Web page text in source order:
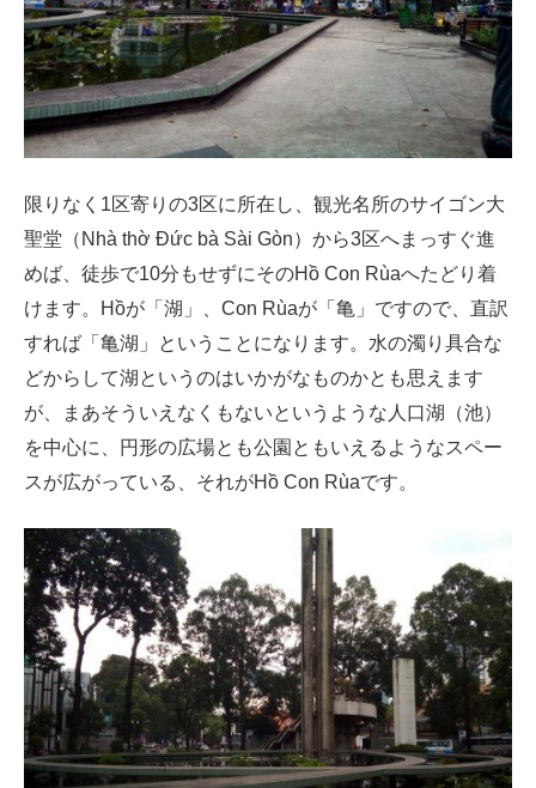
限りなく1区寄りの3区に所在し、観光名所のサイゴン大
聖堂（Nhà thờ Đức bà Sài Gòn）から3区へまっすぐ進
めば、徒歩で10分もせずにそのHồ Con Rùaへたどり着
けます。Hồが「湖」、Con Rùaが「亀」ですので、直訳
すれば「亀湖」ということになります。水の濁り具合な
どからして湖というのはいかがなものかとも思えます
が、まあそういえなくもないというような人口湖（池）
を中心に、円形の広場とも公園ともいえるようなスペー
スが広がっている、それがHồ Con Rùaです。